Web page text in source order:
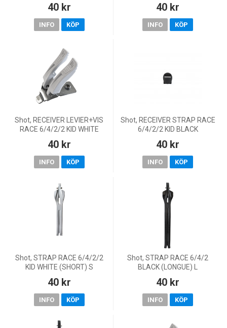
40 kr
INFO KÖP
40 kr
INFO KÖP
Shot, RECEIVER LEVIER+VIS
RACE 6/4/2/2 KID WHITE
40 kr
INFO KÖP
Shot, RECEIVER STRAP RACE
6/4/2/2 KID BLACK
40 kr
INFO KÖP
Shot, STRAP RACE 6/4/2/2
KID WHITE (SHORT) S
40 kr
INFO KÖP
Shot, STRAP RACE 6/4/2
BLACK (LONGUE) L
40 kr
INFO KÖP